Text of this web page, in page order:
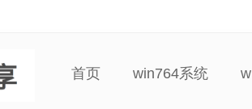
首页 win764系统